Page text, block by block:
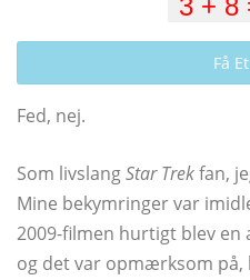
Få
Fed, nej.
Som livslangStar Trekfan,
Mine bekymringer var
2009-filmen hurtigt blev
og det var opmærksom